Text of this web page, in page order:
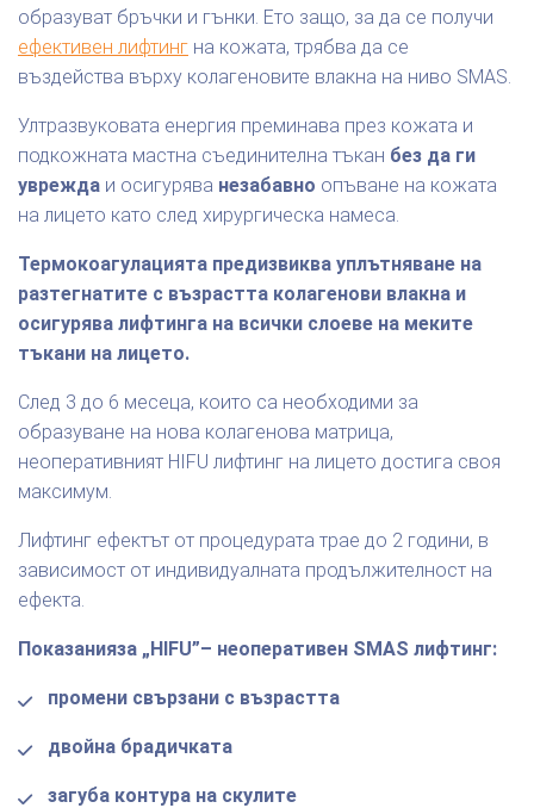
образуват бръчки и гънки. Ето защо, за да се получи
ефективен лифтинг на кожата, трябва да се
въздейства върху колагеновите влакна на ниво SMAS.
Ултразвуковата енергия преминава през кожата и
подкожната мастна съединителна тъкан без да ги
уврежда и осигурява незабавно опъване на кожата
на лицето като след хирургическа намеса.
Термокоагулацията предизвиква уплътняване на
разтегнатите с възрастта колагенови влакна и
осигурява лифтинга на всички слоеве на меките
тъкани на лицето.
След 3 до 6 месеца, които са необходими за
образуване на нова колагенова матрица,
неоперативният HIFU лифтинг на лицето достига своя
максимум.
Лифтинг ефектът от процедурата трае до 2 години, в
зависимост от индивидуалната продължителност на
ефекта.
Показанияза „HIFU”– неоперативен SMAS лифтинг:
промени свързани с възрастта
двойна брадичката
загуба контура на скулите